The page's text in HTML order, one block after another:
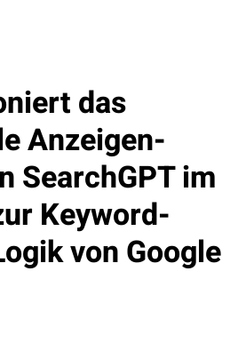
das
Anzeigen-
SearchGPT im
Keyword-
von Google